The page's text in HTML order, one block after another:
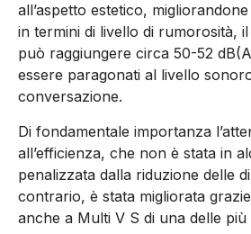
all’aspetto estetico,
in termini di livello di rumorosità,
può raggiungere circa 50-52
essere paragonati al livello
conversazione.
Di fondamentale importanza
all’efficienza, che non è stata in
penalizzata dalla riduzione delle
contrario, è stata migliorata
anche a Multi V S di una delle più